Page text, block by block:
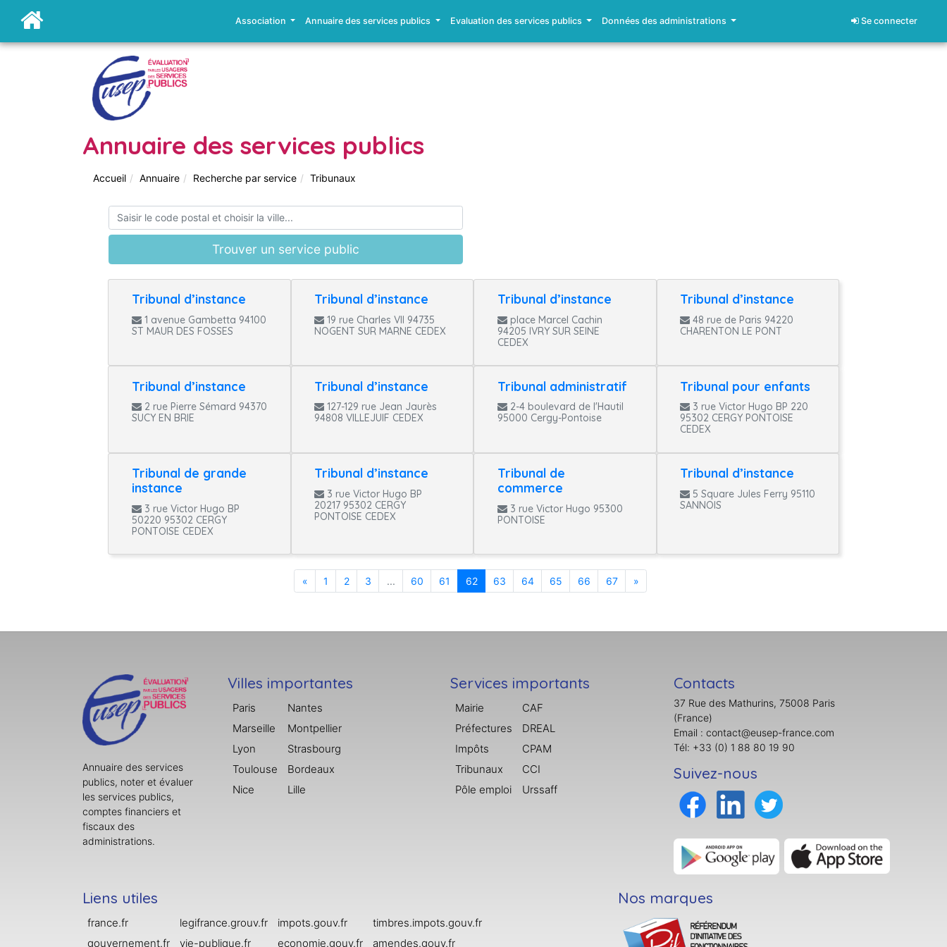
Association Annuaire des services publics Evaluation des services publics Données des administrations Se connecter
Annuaire des services publics
Accueil Annuaire Recherche par service Tribunaux
Trouver un service public
Tribunal d’instance
1 avenue Gambetta 94100
ST MAUR DES FOSSES
Tribunal d’instance
19 rue Charles VII 94735
NOGENT SUR MARNE CEDEX
Tribunal d’instance
place Marcel Cachin
94205 IVRY SUR SEINE
CEDEX
Tribunal d’instance
48 rue de Paris 94220
CHARENTON LE PONT
Tribunal d’instance
2 rue Pierre Sémard 94370
SUCY EN BRIE
Tribunal d’instance
127-129 rue Jean Jaurès
94808 VILLEJUIF CEDEX
Tribunal administratif
2-4 boulevard de l'Hautil
95000 Cergy-Pontoise
Tribunal pour enfants
3 rue Victor Hugo BP 220
95302 CERGY PONTOISE
CEDEX
Tribunal de grande
instance
3 rue Victor Hugo BP
50220 95302 CERGY
PONTOISE CEDEX
Tribunal d’instance
3 rue Victor Hugo BP
20217 95302 CERGY
PONTOISE CEDEX
Tribunal de
commerce
3 rue Victor Hugo 95300
PONTOISE
Tribunal d’instance
5 Square Jules Ferry 95110
SANNOIS
« 1 2 3 ... 60 61 62 63 64 65 66 67 »
Annuaire des services
publics, noter et évaluer
les services publics,
comptes financiers et
fiscaux des
administrations.
Villes importantes
Paris
Marseille
Lyon
Toulouse
Nice
Nantes
Montpellier
Strasbourg
Bordeaux
Lille
Services importants
Mairie
Préfectures
Impôts
Tribunaux
Pôle emploi
CAF
DREAL
CPAM
CCI
Urssaff
Contacts
37 Rue des Mathurins, 75008 Paris
(France)
Email : contact@eusep-france.com
Tél: +33 (0) 1 88 80 19 90
Suivez-nous
Liens utiles
france.fr
gouvernement.fr
legifrance.grouv.fr
vie-publique.fr
impots.gouv.fr
economie.gouv.fr
timbres.impots.gouv.fr
amendes.gouv.fr
Nos marques